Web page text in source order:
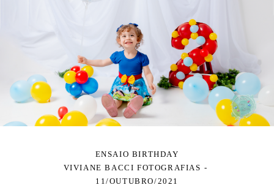
ENSAIO BIRTHDAY
VIVIANE BACCI FOTOGRAFIAS
11/OUTUBRO/2021